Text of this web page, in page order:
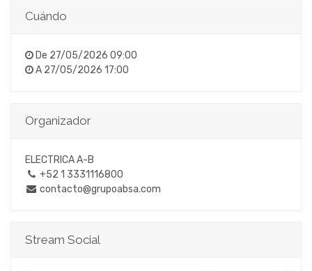
Cuándo
De 27/05/2026 09:00
A 27/05/2026 17:00
Organizador
ELECTRICA A-B
+52 1 3331116800
contacto@grupoabsa.com
Stream Social